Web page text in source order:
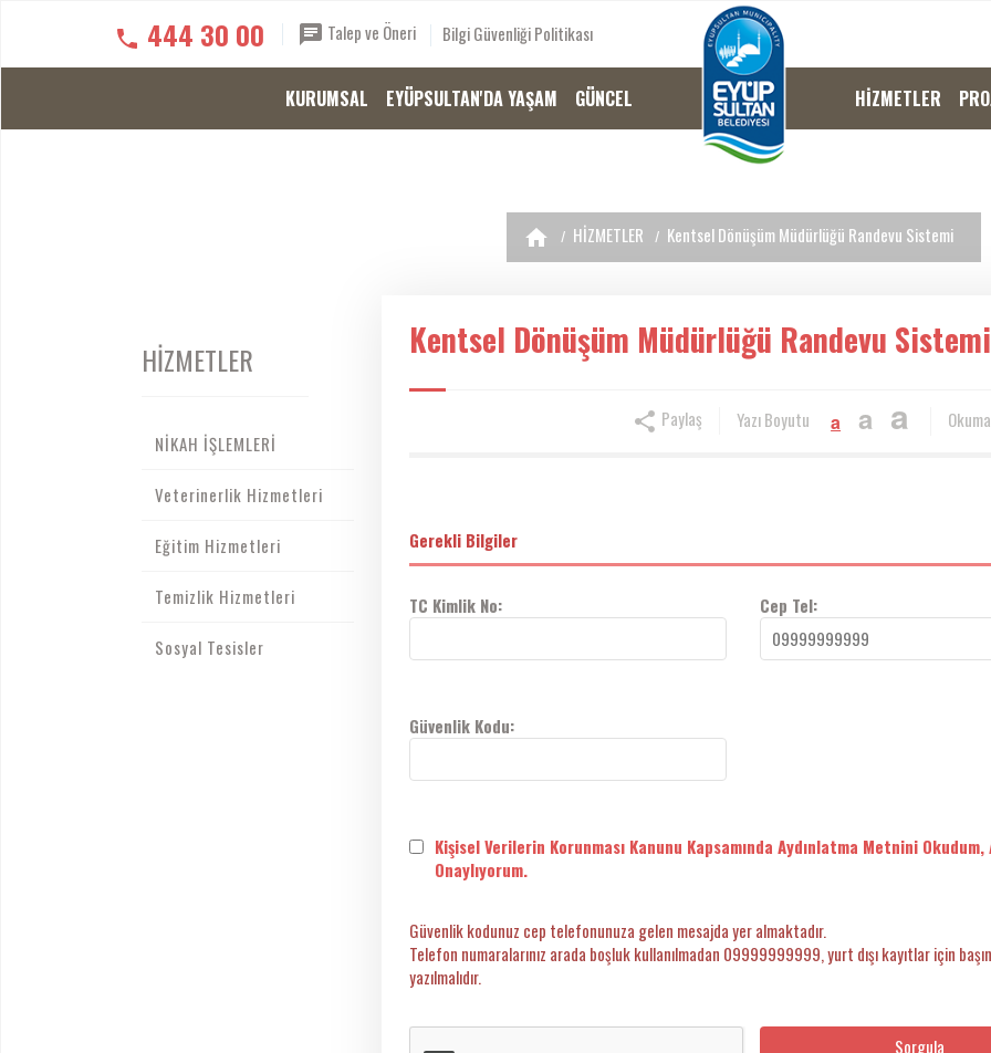
444 30 00 Talep ve Öneri Bilgi Güvenliği Politikası
KURUMSAL EYÜPSULTAN'DA YAŞAM GÜNCEL HİZMETLER
HİZMETLER Kentsel Dönüşüm Müdürlüğü Randevu Sistemi
HİZMETLER
NİKAH İŞLEMLERİ
Veterinerlik Hizmetleri
Eğitim Hizmetleri
Temizlik Hizmetleri
Sosyal Tesisler
Kentsel Dönüşüm Müdürlüğü Randevu Sistemi
Yazı Boyutu a a a
Paylaş
Gerekli Bilgiler
TC Kimlik No: Cep Tel:
Güvenlik Kodu:
Kişisel Verilerin Korunması Kanunu Kapsamında Aydınlatma Metnini Okudum,
Onaylıyorum.
Güvenlik kodunuz cep telefonunuza gelen mesajda yer almaktadır.
Telefon numaralarınız arada boşluk kullanılmadan 09999999999, yurt dışı kayıtlar için
yazılmalıdır.